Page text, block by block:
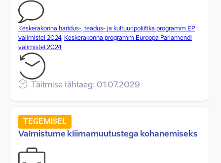
Keskerakonna haridus-, teadus- ja kultuuripoliitika programm EP
valimistel 2024, Keskerakonna programm Euroopa Parlamendi
valimistel 2024
Täitmise tähtaeg: 01.07.2029
TEGEMISEL
Valmistume kliimamuutustega kohanemiseks